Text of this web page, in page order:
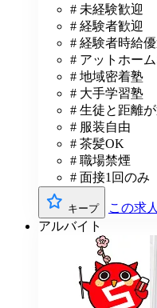
# 未経験歓迎
# 経験者歓迎
# 経験者時給
# アットホー
# 地域密着塾
# 大手学習塾
# 生徒と距離
# 服装自由
# 茶髪OK
# 職場禁煙
# 面接1回のみ
キープ この求
アルバイト